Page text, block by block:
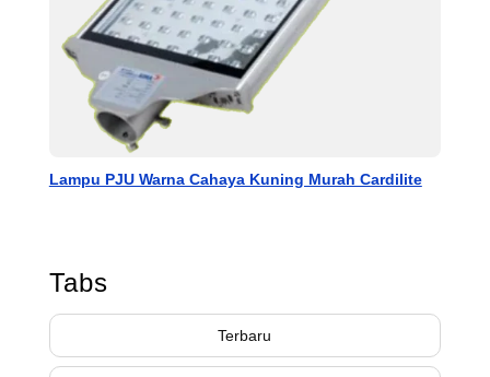
Lampu PJU Warna Cahaya Kuning Murah Cardilite
Tabs
Terbaru